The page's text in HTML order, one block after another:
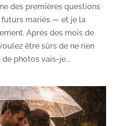
des premières questions
mariés — et je la
Après des mois de
être sûrs de ne rien
photos vais-je...